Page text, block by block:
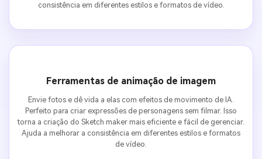
consistência em diferentes estilos e formatos de vídeo.
Ferramentas de animação de imagem
Envie fotos e dê vida a elas com efeitos de movimento de IA.
Perfeito para criar expressões de personagens sem filmar. Isso
torna a criação do Sketch maker mais eficiente e fácil de gerenciar.
Ajuda a melhorar a consistência em diferentes estilos e formatos
de vídeo.